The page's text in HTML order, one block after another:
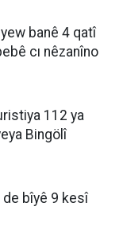
banê 4 qatî
cı nêzanîno
112 ya
Bingölî
bîyê 9 kesî